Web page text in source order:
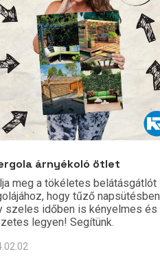
árnyékoló ötlet
meg a tökéletes belátásgátlót
hogy tűző napsütésben
szeles időben is kényelmes és
legyen! Segítünk.